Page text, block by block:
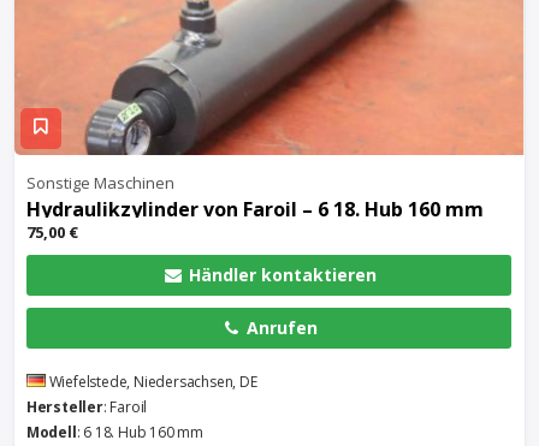
Sonstige Maschinen
Hydraulikzylindervon Faroil – 6 18. Hub 160 mm
75,00 €
Händler kontaktieren
Anrufen
Wiefelstede, Niedersachsen, DE
Hersteller: Faroil
Modell: 6 18. Hub 160 mm